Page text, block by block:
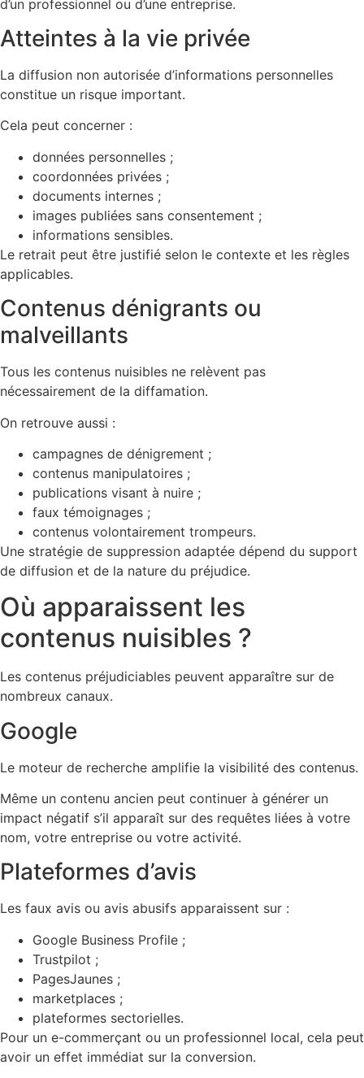
d’un professionnel ou d’une entreprise.
Atteintes à la vie privée
La diffusion non autorisée d’informations personnelles
constitue un risque important.
Cela peut concerner :
données personnelles ;
coordonnées privées ;
documents internes ;
images publiées sans consentement ;
informations sensibles.
Le retrait peut être justifié selon le contexte et les règles
applicables.
Contenus dénigrants ou
malveillants
Tous les contenus nuisibles ne relèvent pas
nécessairement de la diffamation.
On retrouve aussi :
campagnes de dénigrement ;
contenus manipulatoires ;
publications visant à nuire ;
faux témoignages ;
contenus volontairement trompeurs.
Une stratégie de suppression adaptée dépend du support
de diffusion et de la nature du préjudice.
Où apparaissent les
contenus nuisibles ?
Les contenus préjudiciables peuvent apparaître sur de
nombreux canaux.
Google
Le moteur de recherche amplifie la visibilité des contenus.
Même un contenu ancien peut continuer à générer un
impact négatif s’il apparaît sur des requêtes liées à votre
nom, votre entreprise ou votre activité.
Plateformes d’avis
Les faux avis ou avis abusifs apparaissent sur :
Google Business Profile ;
Trustpilot ;
PagesJaunes ;
marketplaces ;
plateformes sectorielles.
Pour un e-commerçant ou un professionnel local, cela peut
avoir un effet immédiat sur la conversion.